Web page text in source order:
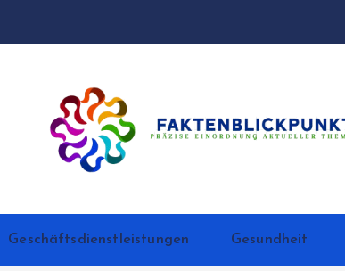
Geschäftsdienstleistungen Gesundheit